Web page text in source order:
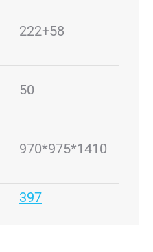
222+58
50
970*975*1410
397